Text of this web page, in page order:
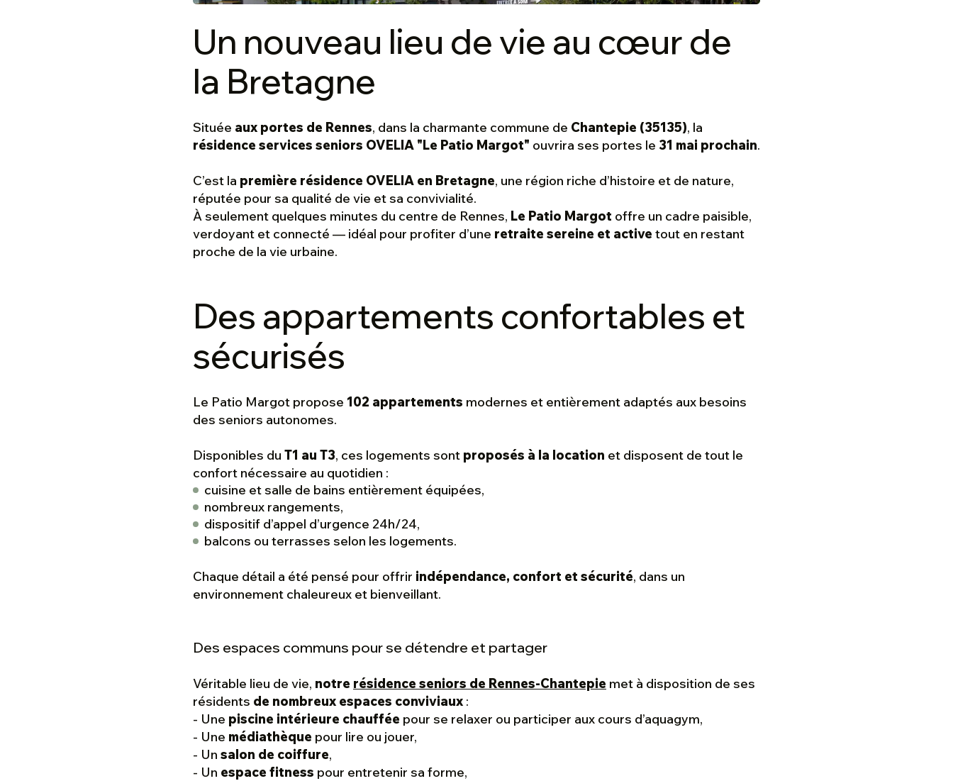
Un nouveau lieu de vie au cœur de
la Bretagne
Située aux portes de Rennes, dans la charmante commune de Chantepie (35135), la
résidence services seniors OVELIA "Le Patio Margot" ouvrira ses portes le 31 mai prochain.
C’est la première résidence OVELIA en Bretagne, une région riche d’histoire et de nature,
réputée pour sa qualité de vie et sa convivialité.
À seulement quelques minutes du centre de Rennes, Le Patio Margot offre un cadre paisible,
verdoyant et connecté — idéal pour profiter d’une retraite sereine et active tout en restant
proche de la vie urbaine.
Des appartements confortables et
sécurisés
Le Patio Margot propose 102 appartements modernes et entièrement adaptés aux besoins
des seniors autonomes.
Disponibles du T1 au T3, ces logements sont proposés à la location et disposent de tout le
confort nécessaire au quotidien :
cuisine et salle de bains entièrement équipées,
nombreux rangements,
dispositif d’appel d’urgence 24h/24,
balcons ou terrasses selon les logements.
Chaque détail a été pensé pour offrir indépendance, confort et sécurité, dans un
environnement chaleureux et bienveillant.
Des espaces communs pour se détendre et partager
Véritable lieu de vie, notre résidence seniors de Rennes-Chantepie met à disposition de ses
résidents de nombreux espaces conviviaux :
- Une piscine intérieure chauffée pour se relaxer ou participer aux cours d’aquagym,
- Une médiathèque pour lire ou jouer,
- Un salon de coiffure,
- Un espace fitness pour entretenir sa forme,